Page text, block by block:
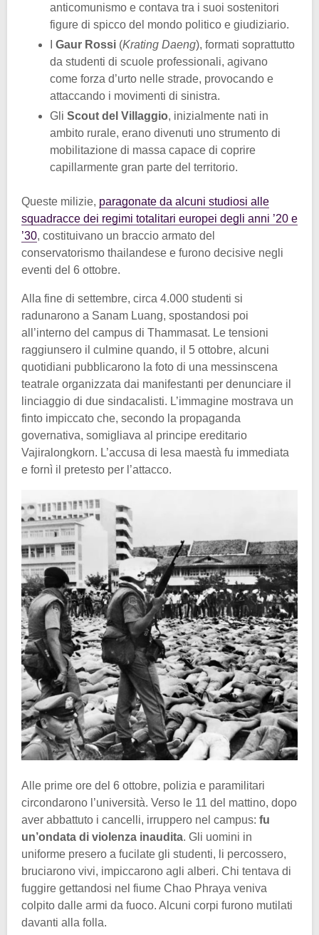
anticomunismo e contava tra i suoi sostenitori
figure di spicco del mondo politico e giudiziario.
Gaur Rossi (Krating Daeng), formati soprattutto
da studenti di scuole professionali, agivano
come forza d’urto nelle strade, provocando e
attaccando i movimenti di sinistra.
Gli Scout del Villaggio, inizialmente nati in
ambito rurale, erano divenuti uno strumento di
mobilitazione di massa capace di coprire
capillarmente gran parte del territorio.
Queste milizie, paragonate da alcuni studiosi alle
squadracce dei regimi totalitari europei degli anni ’20 e
’30, costituivano un braccio armato del
conservatorismo thailandese e furono decisive negli
eventi del 6 ottobre.
Alla fine di settembre, circa 4.000 studenti si
radunarono a Sanam Luang, spostandosi poi
all’interno del campus di Thammasat. Le tensioni
raggiunsero il culmine quando, il 5 ottobre, alcuni
quotidiani pubblicarono la foto di una messinscena
teatrale organizzata dai manifestanti per denunciare il
linciaggio di due sindacalisti. L’immagine mostrava un
finto impiccato che, secondo la propaganda
governativa, somigliava al principe ereditario
Vajiralongkorn. L’accusa di lesa maestà fu immediata
e fornì il pretesto per l’attacco.
Alle prime ore del 6 ottobre, polizia e paramilitari
circondarono l’università. Verso le 11 del mattino, dopo
aver abbattuto i cancelli, irruppero nel campus: fu
un’ondata di violenza inaudita. Gli uomini in
uniforme presero a fucilate gli studenti, li percossero,
bruciarono vivi, impiccarono agli alberi. Chi tentava di
fuggire gettandosi nel fiume Chao Phraya veniva
colpito dalle armi da fuoco. Alcuni corpi furono mutilati
davanti alla folla.